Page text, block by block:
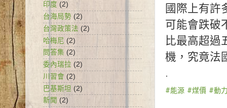
國際上有許
可能會跌破
比最高超過
機，究竟法
#能源 #煤價 #動
印度 (2)
台海局勢 (2)
台灣政策法 (2)
哈梅尼 (2)
問答集 (2)
委內瑞拉 (2)
川習會 (2)
巴基斯坦 (2)
新聞 (2)